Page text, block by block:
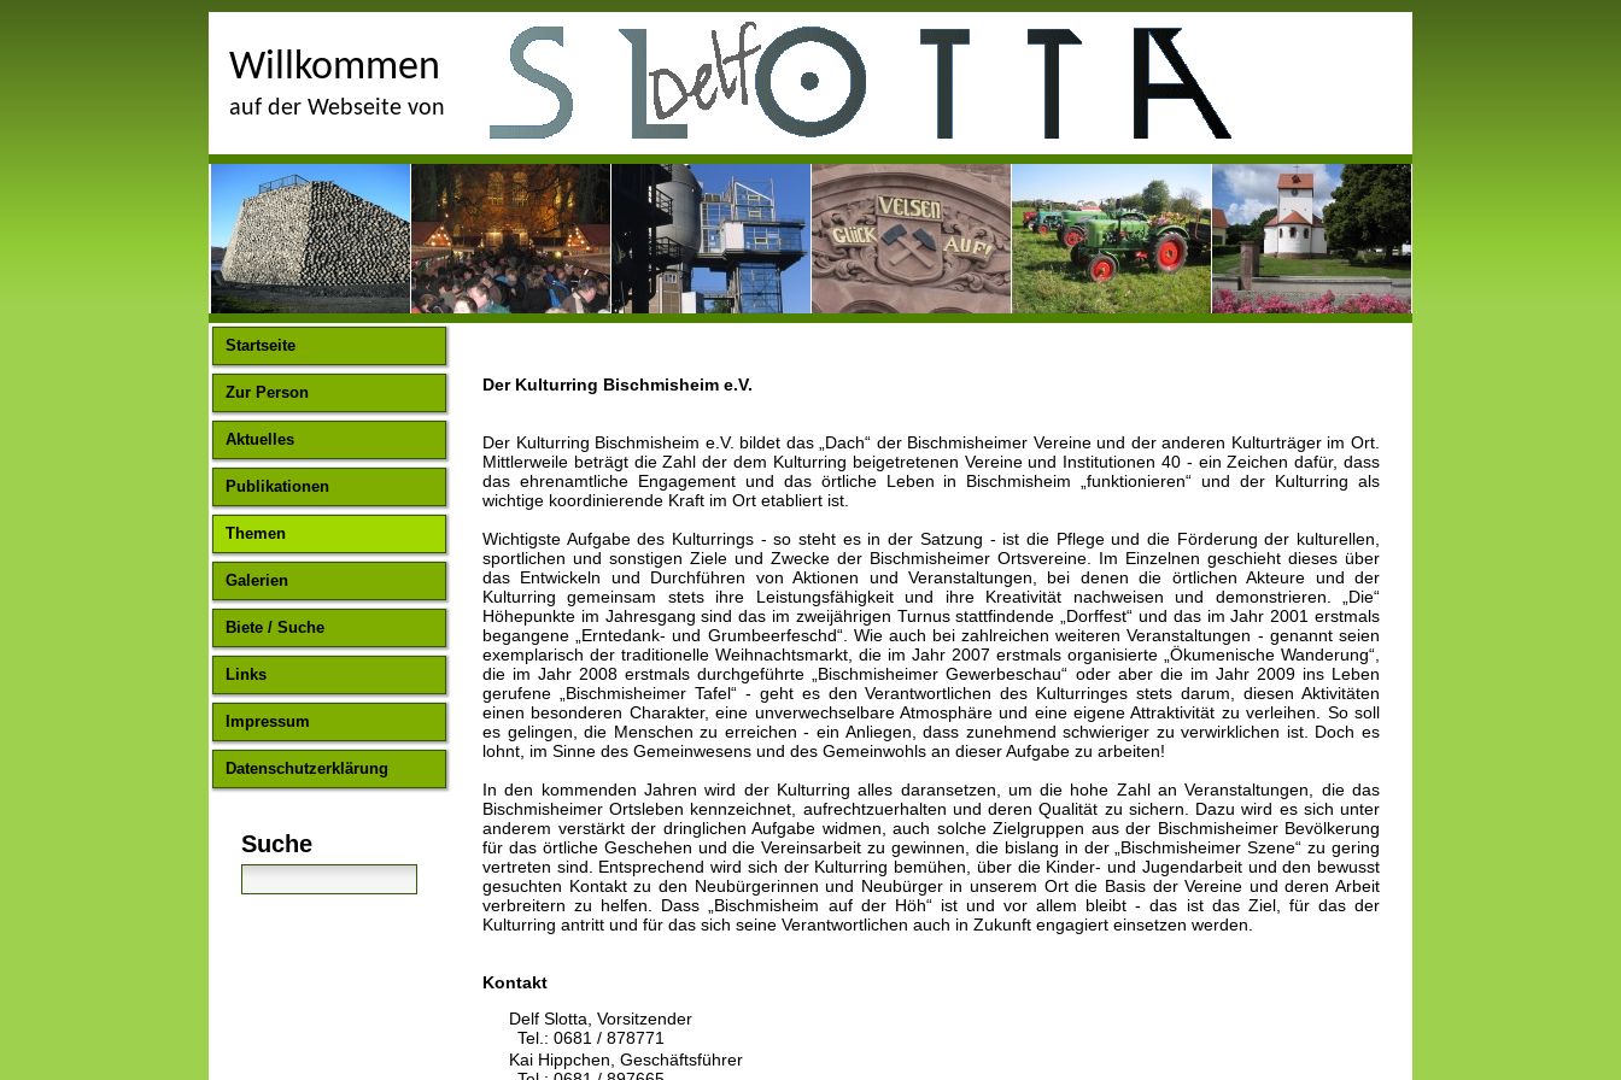
Willkommen
auf der Webseite von
Startseite
Zur Person
Aktuelles
Publikationen
Themen
Galerien
Biete / Suche
Links
Impressum
Datenschutzerklärung
Suche
Der Kulturring Bischmisheim e.V.
Der Kulturring Bischmisheim e.V. bildet das „Dach“ der Bischmisheimer Vereine und der anderen Kulturträger im Ort.
Mittlerweile beträgt die Zahl der dem Kulturring beigetretenen Vereine und Institutionen 40 - ein Zeichen dafür, dass
das ehrenamtliche Engagement und das örtliche Leben in Bischmisheim „funktionieren“ und der Kulturring als
wichtige koordinierende Kraft im Ort etabliert ist.
Wichtigste Aufgabe des Kulturrings - so steht es in der Satzung - ist die Pflege und die Förderung der kulturellen,
sportlichen und sonstigen Ziele und Zwecke der Bischmisheimer Ortsvereine. Im Einzelnen geschieht dieses über
das Entwickeln und Durchführen von Aktionen und Veranstaltungen, bei denen die örtlichen Akteure und der
Kulturring gemeinsam stets ihre Leistungsfähigkeit und ihre Kreativität nachweisen und demonstrieren. „Die“
Höhepunkte im Jahresgang sind das im zweijährigen Turnus stattfindende „Dorffest“ und das im Jahr 2001 erstmals
begangene „Erntedank- und Grumbeerfeschd“. Wie auch bei zahlreichen weiteren Veranstaltungen - genannt seien
exemplarisch der traditionelle Weihnachtsmarkt, die im Jahr 2007 erstmals organisierte „Ökumenische Wanderung“,
die im Jahr 2008 erstmals durchgeführte „Bischmisheimer Gewerbeschau“ oder aber die im Jahr 2009 ins Leben
gerufene „Bischmisheimer Tafel“ - geht es den Verantwortlichen des Kulturringes stets darum, diesen Aktivitäten
einen besonderen Charakter, eine unverwechselbare Atmosphäre und eine eigene Attraktivität zu verleihen. So soll
es gelingen, die Menschen zu erreichen - ein Anliegen, dass zunehmend schwieriger zu verwirklichen ist. Doch es
lohnt, im Sinne des Gemeinwesens und des Gemeinwohls an dieser Aufgabe zu arbeiten!
In den kommenden Jahren wird der Kulturring alles daransetzen, um die hohe Zahl an Veranstaltungen, die das
Bischmisheimer Ortsleben kennzeichnet, aufrechtzuerhalten und deren Qualität zu sichern. Dazu wird es sich unter
anderem verstärkt der dringlichen Aufgabe widmen, auch solche Zielgruppen aus der Bischmisheimer Bevölkerung
für das örtliche Geschehen und die Vereinsarbeit zu gewinnen, die bislang in der „Bischmisheimer Szene“ zu gering
vertreten sind. Entsprechend wird sich der Kulturring bemühen, über die Kinder- und Jugendarbeit und den bewusst
gesuchten Kontakt zu den Neubürgerinnen und Neubürger in unserem Ort die Basis der Vereine und deren Arbeit
verbreitern zu helfen. Dass „Bischmisheim auf der Höh“ ist und vor allem bleibt - das ist das Ziel, für das der
Kulturring antritt und für das sich seine Verantwortlichen auch in Zukunft engagiert einsetzen werden.
Kontakt
Delf Slotta, Vorsitzender
Tel.: 0681 / 878771
Kai Hippchen, Geschäftsführer